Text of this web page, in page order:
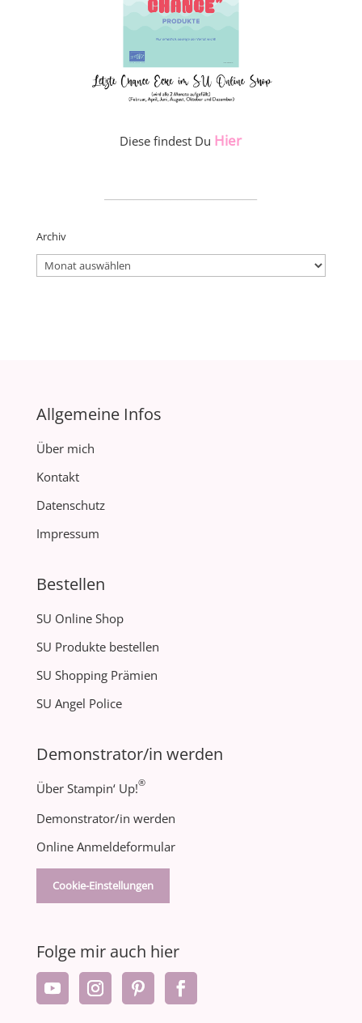
Diese findest Du Hier
Archiv
Archiv
Allgemeine Infos
Über mich
Kontakt
Datenschutz
Impressum
Bestellen
SU Online Shop
SU Produkte bestellen
SU Shopping Prämien
SU Angel Police
Demonstrator/in werden
Über Stampin‘ Up!®
Demonstrator/in werden
Online Anmeldeformular
Cookie-Einstellungen
Folge mir auch hier